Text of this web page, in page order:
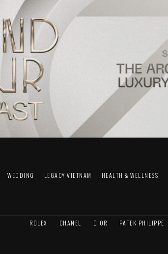
WEDDING LEGACY VIETNAM HEALTH & WELLNESS
ROLEX CHANEL DIOR PATEK PHILIPPE